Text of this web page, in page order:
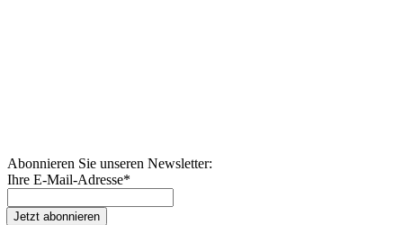
Abonnieren Sie unseren Newsletter:
Ihre E-Mail-Adresse*
Jetzt abonnieren